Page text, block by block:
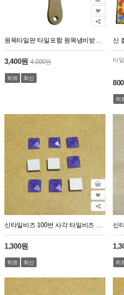
원목타일판 타일포함 원목냄비받침대 타일판 타일포함
3,400원 4,000원
히트 최신
신
타
히
1,300원
히트 최신 히